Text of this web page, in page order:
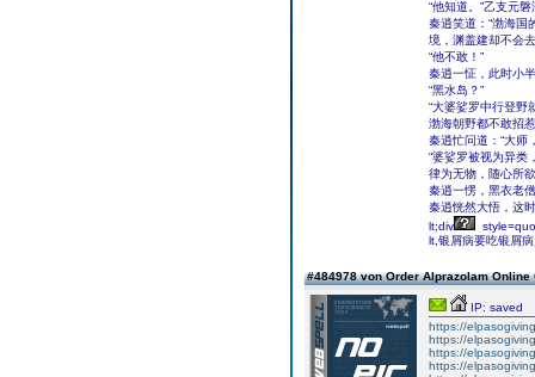
“他知道。”乙支元
秦逍笑道：“渤海国
境，渊盖建却不会
“他不敢！”
秦逍一怔，此时小
“黑水岛？”
“大婆娑罗中行登野
渤海朝野都不敢招
秦逍忙问道：“大师
“婆娑罗被视为异类
律为无物，随心所
秦逍一愣，黑衣老
秦逍恍然大悟，这
lt;div
lt,银屑病要吃银屑
#484978 von Order Alprazolam
IP: saved
https://
https://
https://
https://